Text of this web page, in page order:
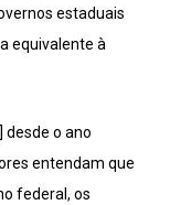
estaduais
equivalente à
desde o ano
entendam que
federal, os